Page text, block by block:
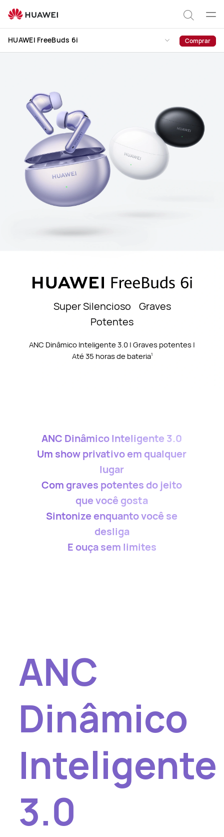
HUAWEI
FreeBuds
6i
Abrir
HUAWEI FreeBuds 6i Comprar
Super Silencioso Graves
Potentes
ANC Dinâmico Inteligente 3.0 | Graves potentes |
Até 35 horas de bateria1
ANC Dinâmico Inteligente 3.0
Um show privativo em qualquer
lugar
Com graves potentes do jeito
que você gosta
Sintonize enquanto você se
desliga
E ouça sem limites
ANC
Dinâmico
Inteligente
3.0